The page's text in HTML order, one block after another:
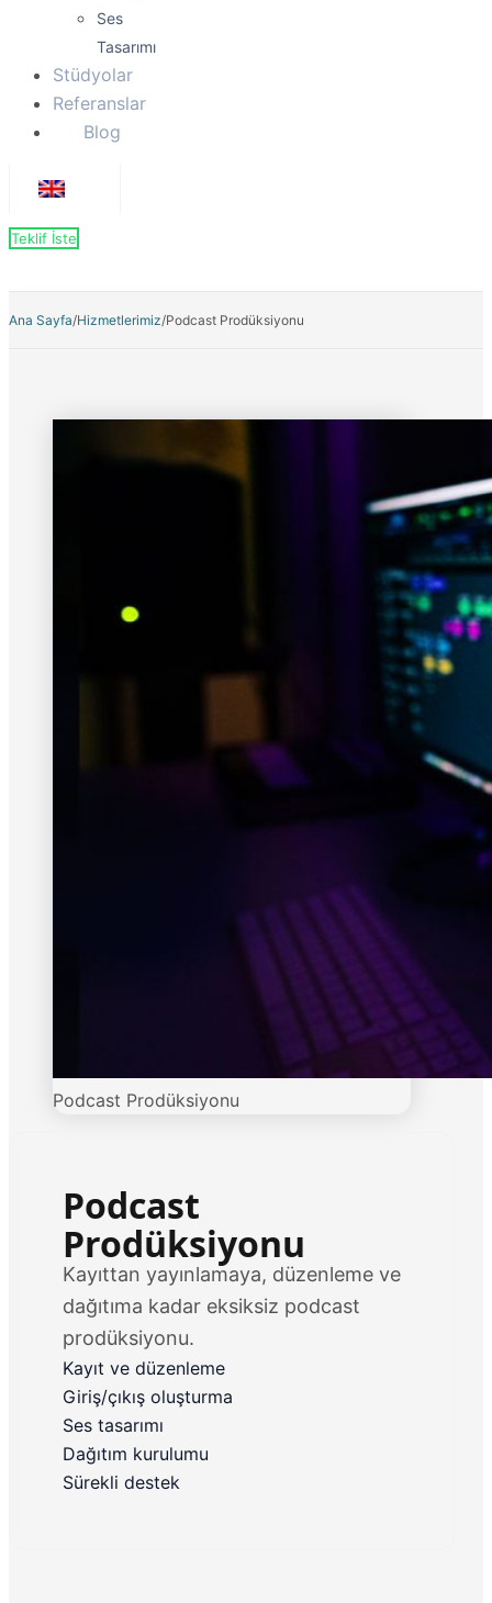
Ses
Tasarımı
Stüdyolar
Referanslar
Blog
Teklif İste
Ana Sayfa/Hizmetlerimiz/Podcast Prodüksiyonu
Podcast Prodüksiyonu
Podcast
Prodüksiyonu
Kayıttan yayınlamaya, düzenleme ve
dağıtıma kadar eksiksiz podcast
prodüksiyonu.
Kayıt ve düzenleme
Giriş/çıkış oluşturma
Ses tasarımı
Dağıtım kurulumu
Sürekli destek